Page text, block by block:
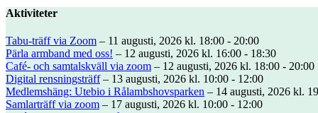
Aktiviteter
Tabu-träff via Zoom – 11 augusti, 2026 kl. 18:00 - 20:00
Pärla armband med oss! – 12 augusti, 2026 kl. 16:00 - 18:30
Café- och samtalskväll via zoom – 12 augusti, 2026 kl. 18:00 - 20:00
Digital rensningsträff– 13 augusti, 2026 kl. 10:00 - 12:00
Medlemshäng: Utebio i Rålambshovsparken – 14 augusti, 2026 kl.
Samlarträff via zoom – 17 augusti, 2026 kl. 10:00 - 12:00